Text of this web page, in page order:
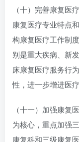
（十）完善康复医
康复医疗专业特点
构康复医疗工作制
别是重大疾病、新
床康复医疗服务行
性，进一步增进医疗
（十一）加强康复
为核心，重点加强
康复科和三级康复